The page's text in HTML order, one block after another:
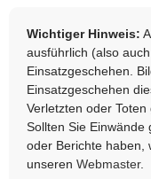
Wichtiger Hinweis:
ausführlich (also
Einsatzgeschehen.
Einsatzgeschehen
Verletzten oder
Sollten Sie
oder Berichte haben,
unseren Webmaster.